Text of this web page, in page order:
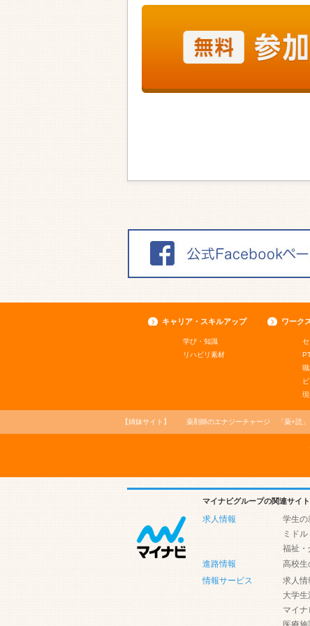
キャリア・スキルアップ
学び・知識
リハビリ素材
ワーク
【姉妹サイト】 薬剤師のエナジーチャージ 「薬+読」
マイナビグループの関連サイト
求人情報 学生の
ミド
福祉・
進路情報
高校生
情報サービス
求人情
大学生
マイナ